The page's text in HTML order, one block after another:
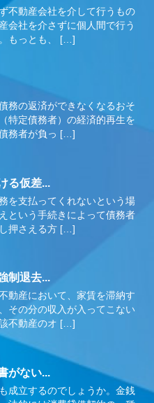
不動産会社を介して行うもの
会社を介さずに個人間で行う
もっとも、 […]
務の返済ができなくなるおそ
特定債務者）の経済的再生を
務者が負っ […]
る仮差...
を支払ってくれないという場
という手続きによって債務者
押さえる方 […]
制退去...
動産において、家賃を滞納す
その分の収入が入ってこない
不動産のオ […]
がない...
成立するのでしょうか。金銭